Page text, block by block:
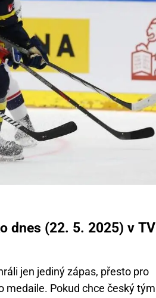
dnes (22. 5. 2025) v TV
jen jediný zápas, přesto pro
medaile. Pokud chce český tým